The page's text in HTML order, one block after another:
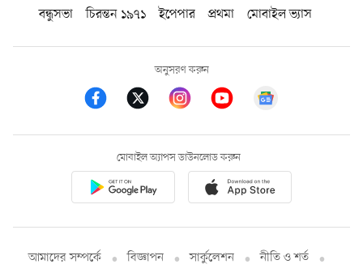
বন্ধুসভা
চিরন্তন ১৯৭১ ইপেপার প্রথমা মোবাইল ভ্যাস
অনুসরণ করুন
মোবাইল অ্যাপস ডাউনলোড করুন
আমাদের সম্পর্কে বিজ্ঞাপন সার্কুলেশন নীতি ও শর্ত